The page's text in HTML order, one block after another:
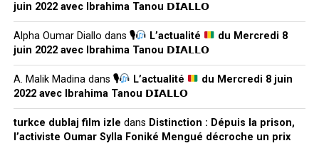
juin 2022 avec Ibrahima Tanou 𝗗𝗜𝗔𝗟𝗟𝗢
Alpha Oumar Diallo dans 🎙 L’actualité
du Mercredi 8
juin 2022 avec Ibrahima Tanou 𝗗𝗜𝗔𝗟𝗟𝗢
A. Malik Madinadans 🎙 L’actualité
du Mercredi 8 juin
2022 avec Ibrahima Tanou 𝗗𝗜𝗔𝗟𝗟𝗢
turkce dublaj film izle dans Distinction : Dépuis la prison,
l’activiste Oumar Sylla Foniké Mengué décroche un prix